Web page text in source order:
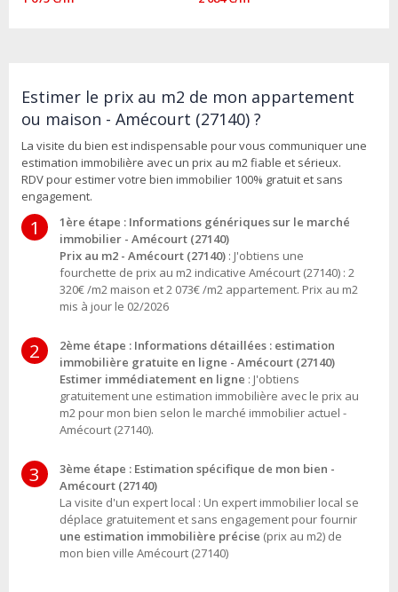
Estimer le prix au m2 de mon appartement
ou maison - Amécourt (27140) ?
La visite du bien est indispensable pour vous communiquer une
estimation immobilière avec un prix au m2 fiable et sérieux.
RDV pour estimer votre bien immobilier 100% gratuit et sans
engagement.
1
1ère étape : Informations génériques sur le marché
immobilier - Amécourt (27140)
Prix au m2 - Amécourt (27140) : J'obtiens une
fourchette de prix au m2 indicative Amécourt (27140) : 2
320€ /m2 maison et 2 073€ /m2 appartement. Prix au m2
mis à jour le 02/2026
2
2ème étape : Informations détaillées : estimation
immobilière gratuite en ligne - Amécourt (27140)
Estimer immédiatement en ligne : J'obtiens
gratuitement une estimation immobilière avec le prix au
m2 pour mon bien selon le marché immobilier actuel -
Amécourt (27140).
3
3ème étape : Estimation spécifique de mon bien -
Amécourt (27140)
La visite d'un expert local : Un expert immobilier local se
déplace gratuitement et sans engagement pour fournir
une estimation immobilière précise (prix au m2) de
mon bien ville Amécourt (27140)